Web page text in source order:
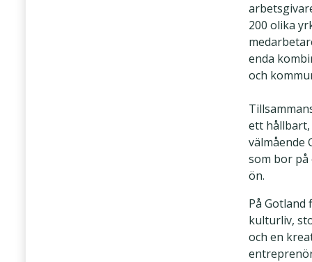
200 olika
enda
och
ett
välmående
som bor på
ön.
På
kulturliv,
och en